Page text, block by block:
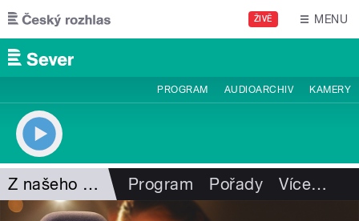
Přejít k hlavnímu obsahu
ŽIVĚ MENU
PROGRAM AUDIOARCHIV KAMERY
Z našeho vysílání Program Pořady Více…